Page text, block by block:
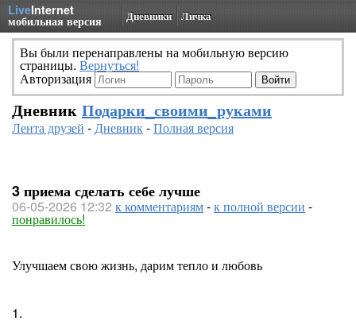
LiveInternet
мобильная версия Дневники Личка
Вы были перенаправлены на мобильную версию
страницы. Вернуться!
Авторизация
Дневник Подарки_своими_руками
Лента друзей -Дневник-Полная версия
3 приема сделать себе лучше
06-05-2026 12:32 к комментариям-к полной версии -
понравилось!
Улучшаем свою жизнь, дарим тепло и любовь
1.